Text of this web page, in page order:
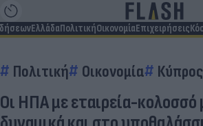
ΕλλάδαΠολιτικήΟικονομίαΕπιχειρήσεις
Πολιτική Οικονομία Κύπρος
Οι ΗΠΑ με εταιρεία-κολοσσό